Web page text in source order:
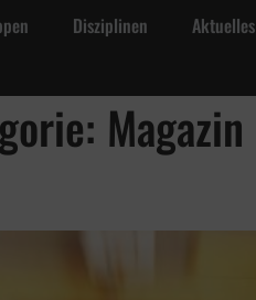
Disziplinen Aktuelles
Magazin